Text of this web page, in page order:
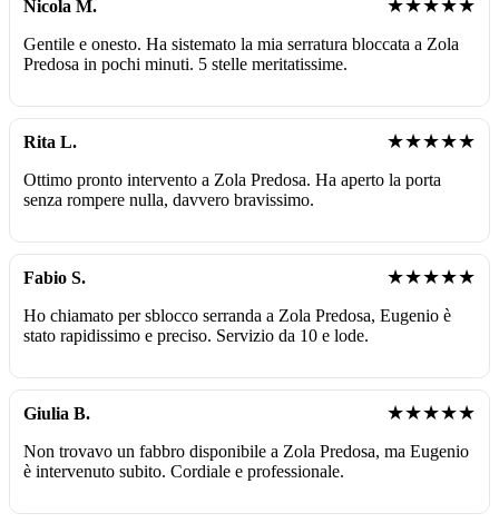
Nicola M. ★★★★★
Gentile e onesto. Ha sistemato la mia serratura bloccata a Zola
Predosa in pochi minuti. 5 stelle meritatissime.
Rita L. ★★★★★
Ottimo pronto intervento a Zola Predosa. Ha aperto la porta
senza rompere nulla, davvero bravissimo.
Fabio S. ★★★★★
Ho chiamato per sblocco serranda a Zola Predosa, Eugenio è
stato rapidissimo e preciso. Servizio da 10 e lode.
Giulia B. ★★★★★
Non trovavo un fabbro disponibile a Zola Predosa, ma Eugenio
è intervenuto subito. Cordiale e professionale.